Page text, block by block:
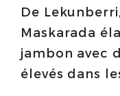
De
Maskarada
jambon avec
élevés dans